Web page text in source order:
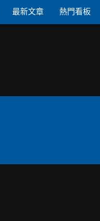
最新文章 熱門看板